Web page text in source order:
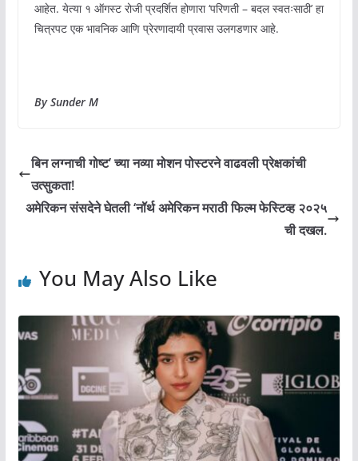
आहेत. येत्या १ ऑगस्ट रोजी प्रदर्शित होणारा ‘परिणती – बदल स्वतःसाठी’ हा
चित्रपट एक भावनिक आणि प्रेरणादायी प्रवास उलगडणार आहे.
By Sunder M
बिन लग्नाची गोष्ट’ च्या नव्या मोशन पोस्टरने वाढवली प्रेक्षकांची
उत्सुकता!
अमेरिकन संसदेने घेतली ‘नॉर्थ अमेरिकन मराठी फिल्म फेस्टिव्ह २०२५
ची दखल.
You May Also Like